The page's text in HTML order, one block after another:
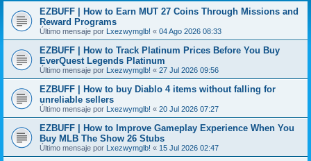
EZBUFF | How to Earn MUT 27 Coins Through Missions and
Reward Programs
Último mensaje por Lxezwymglb! « 04 Ago 2026 08:33
EZBUFF | How to Track Platinum Prices Before You Buy
EverQuest Legends Platinum
Último mensaje por Lxezwymglb! « 27 Jul 2026 09:56
EZBUFF | How to buy Diablo 4 items without falling for
unreliable sellers
Último mensaje por Lxezwymglb! « 20 Jul 2026 07:27
EZBUFF | How to Improve Gameplay Experience When You
Buy MLB The Show 26 Stubs
Último mensaje por Lxezwymglb! « 15 Jul 2026 02:47